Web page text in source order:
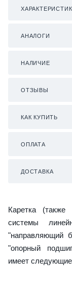
АНАЛОГИ
НАЛИЧИЕ
ОТЗЫВЫ
КАК КУПИТЬ
ОПЛАТА
ДОСТАВКА
Каретка (также
системы
"направляющий
"опорный
имеет